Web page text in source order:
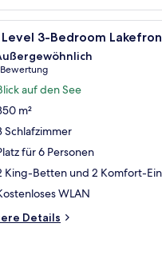
Ein
3-Bedroom
von 10
Bewertung
auf den See
m²
Schlafzimmer
für 6 Personen
King-Betten und 2 Komfort-
WLAN
Details